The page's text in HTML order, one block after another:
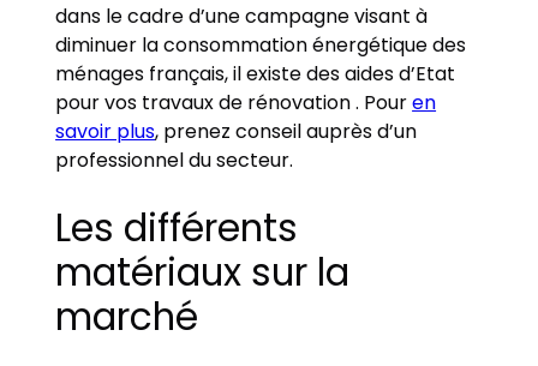
dans le cadre d’une campagne visant à
diminuer la consommation énergétique des
ménages français, il existe des aides d’Etat
pour vos travaux de rénovation . Pouren
savoir plus, prenez conseil auprès d’un
professionnel du secteur.
Les différents
matériaux sur la
marché